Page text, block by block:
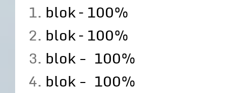
blok – 100%
blok – 100%
blok - 100%
blok - 100%